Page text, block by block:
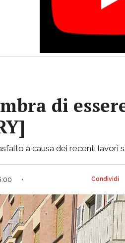
di
a causa dei recenti lavori